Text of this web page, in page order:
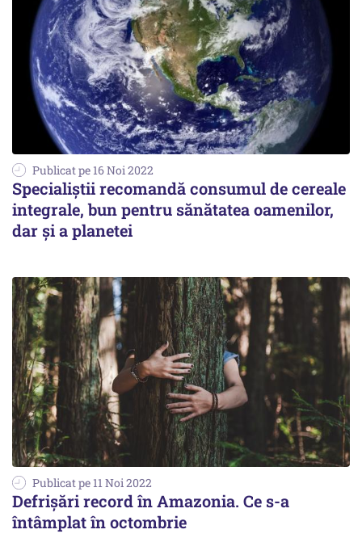
Publicat pe 16 Noi 2022
Specialiștii recomandă consumul de cereale
integrale, bun pentru sănătatea oamenilor,
dar și a planetei
Publicat pe 11 Noi 2022
Defrişări record în Amazonia. Ce s-a
întâmplat în octombrie